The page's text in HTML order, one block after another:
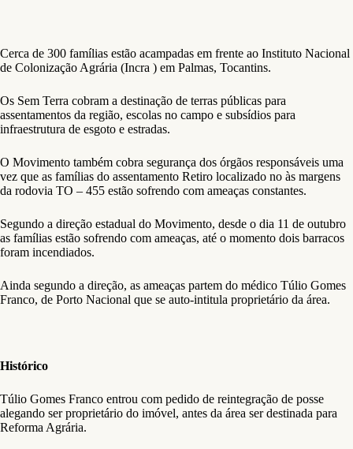
Cerca de 300 famílias estão acampadas em frente ao Instituto Nacional
de Colonização Agrária (Incra ) em Palmas, Tocantins.
Os Sem Terra cobram a destinação de terras públicas para
assentamentos da região, escolas no campo e subsídios para
infraestrutura de esgoto e estradas.
O Movimento também cobra segurança dos órgãos responsáveis uma
vez que as famílias do assentamento Retiro localizado no às margens
da rodovia TO – 455 estão sofrendo com ameaças constantes.
Segundo a direção estadual do Movimento, desde o dia 11 de outubro
as famílias estão sofrendo com ameaças, até o momento dois barracos
foram incendiados.
Ainda segundo a direção, as ameaças partem do médico Túlio Gomes
Franco, de Porto Nacional que se auto-intitula proprietário da área.
Histórico
Túlio Gomes Franco entrou com pedido de reintegração de posse
alegando ser proprietário do imóvel, antes da área ser destinada para
Reforma Agrária.